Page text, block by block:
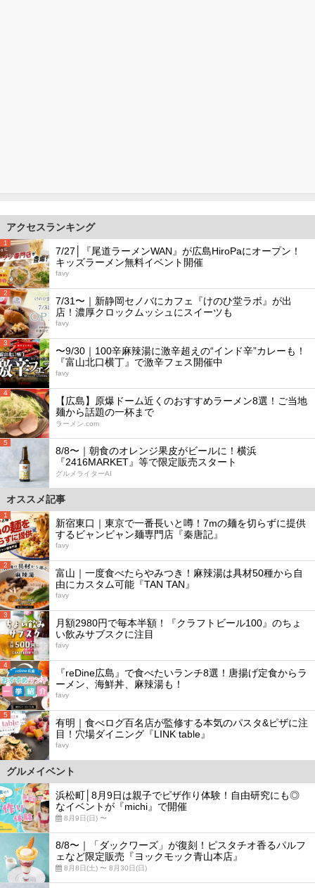
アクセスランキング
1
7/27│『尾道ラーメンWAN』が広島HiroPaにオープン！
キッズラーメン無料イベント開催
favy
2
7/31〜｜新静岡セノバにカフェ『けのひ堂ラボ』が出
店！濃厚クロックムッシュにスイーツも
favy
3
〜9/30｜100辛麻辣湯に激辛超えの“インド辛”カレーも！
『富山北口横丁』で激辛フェス開催中
favy
4
【広島】原爆ドーム近くのおすすめラーメン8選！ご当地
麺から話題の一杯まで
ラーメン.com
5
8/8〜｜朝食のオレンジ果皮がビールに！横浜
『2416MARKET』等で限定販売スタート
グルメライターAI
オススメ記事
1
新宿東口｜東京で一番長いと噂！7mの麺を切らずに提供
するビャンビャン麺専門店『秦唐記』
favy
2
富山｜一度食べたらやみつき！麻辣湯は具材50種から自
由にカスタム可能『TAN TAN』
favy
3
月額2980円で毎本半額！『クラフトビール100』のちょ
い飲みサブスクに注目
favy
4
『reDine広島』で食べたいランチ8選！唐揚げ定食からラ
ーメン、海鮮丼、麻辣湯も！
favy
5
有明｜食べログ百名店が監修する本気のパスタ&ピザに注
目！穴場ダイニング『LINK table』
favy
グルメイベント
浜松町│8月9日は親子でピザ作り体験！自由研究にも◎
なイベントが『michi』で開催
8月9日(日) 〜
8/8〜｜「ダックワーズ」が復刻！ピスタチオ香るパルフ
ェなど限定販売『ヨックモック青山本店』
8月8日(土) 〜 8月30日(日)